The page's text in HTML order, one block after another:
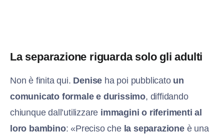
La separazione riguarda solo gli adulti
Non è finita qui. Denise ha poi pubblicato un
comunicato formale e durissimo, diffidando
chiunque dall’utilizzare immagini o riferimenti al
loro bambino: «Preciso che la separazioneè una